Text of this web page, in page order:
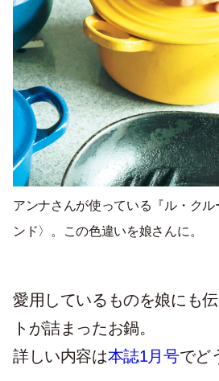
アンナさんが使っている『ル・クル
ンド〉。この色違いを娘さんに。
愛用しているものを娘にも
トが詰まったお鍋。
詳しい内容は本誌1月号でど